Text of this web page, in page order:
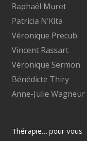
Raphaël Muret
Patricia N’Kita
Véronique Precub
Vincent Rassart
Véronique Sermon
Bénédicte Thiry
Anne-Julie Wagneur
Thérapie… pour vous